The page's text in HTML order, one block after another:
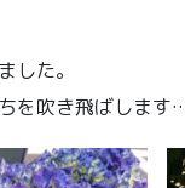
した。
を吹き飛ばします